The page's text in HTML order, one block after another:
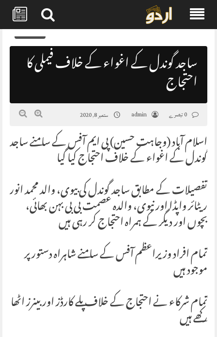
Skip
content
0
ساجد گوندل کے اغواء کے خلاف فیملی کا
احتجاج
admin ستمبر 8, 2020
اسلام آباد (وجاہت حسین) پی ایم آفس کے سامنے ساجد
گوندل کے اغواء کے خلاف احتجاج کیا گیا
تفصیلات کے مطابق ساجد گوندل کی بیوی، والد محمد انور
ریٹائر واپڈا اور نیوی، والدہ عصمت بی بی بہن بھائی،
بچوں اور دیگر کے ہمراہ احتجاج کر رہی ہیں
تمام افراد وزیراعظم آفس کے سامنے شاہراہ دستور پر
موجود ہیں
تمام شرکاء نے احتجاج کے خلاف پلے کارڈز اور بینرز اٹھا
رکھے ہیں